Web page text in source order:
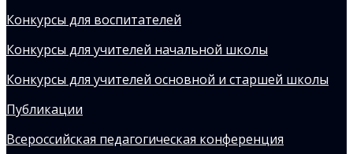
Конкурсы для воспитателей
Конкурсы для учителей начальной школы
Конкурсы для учителей основной и старшей школы
Публикации
Всероссийская педагогическая конференция